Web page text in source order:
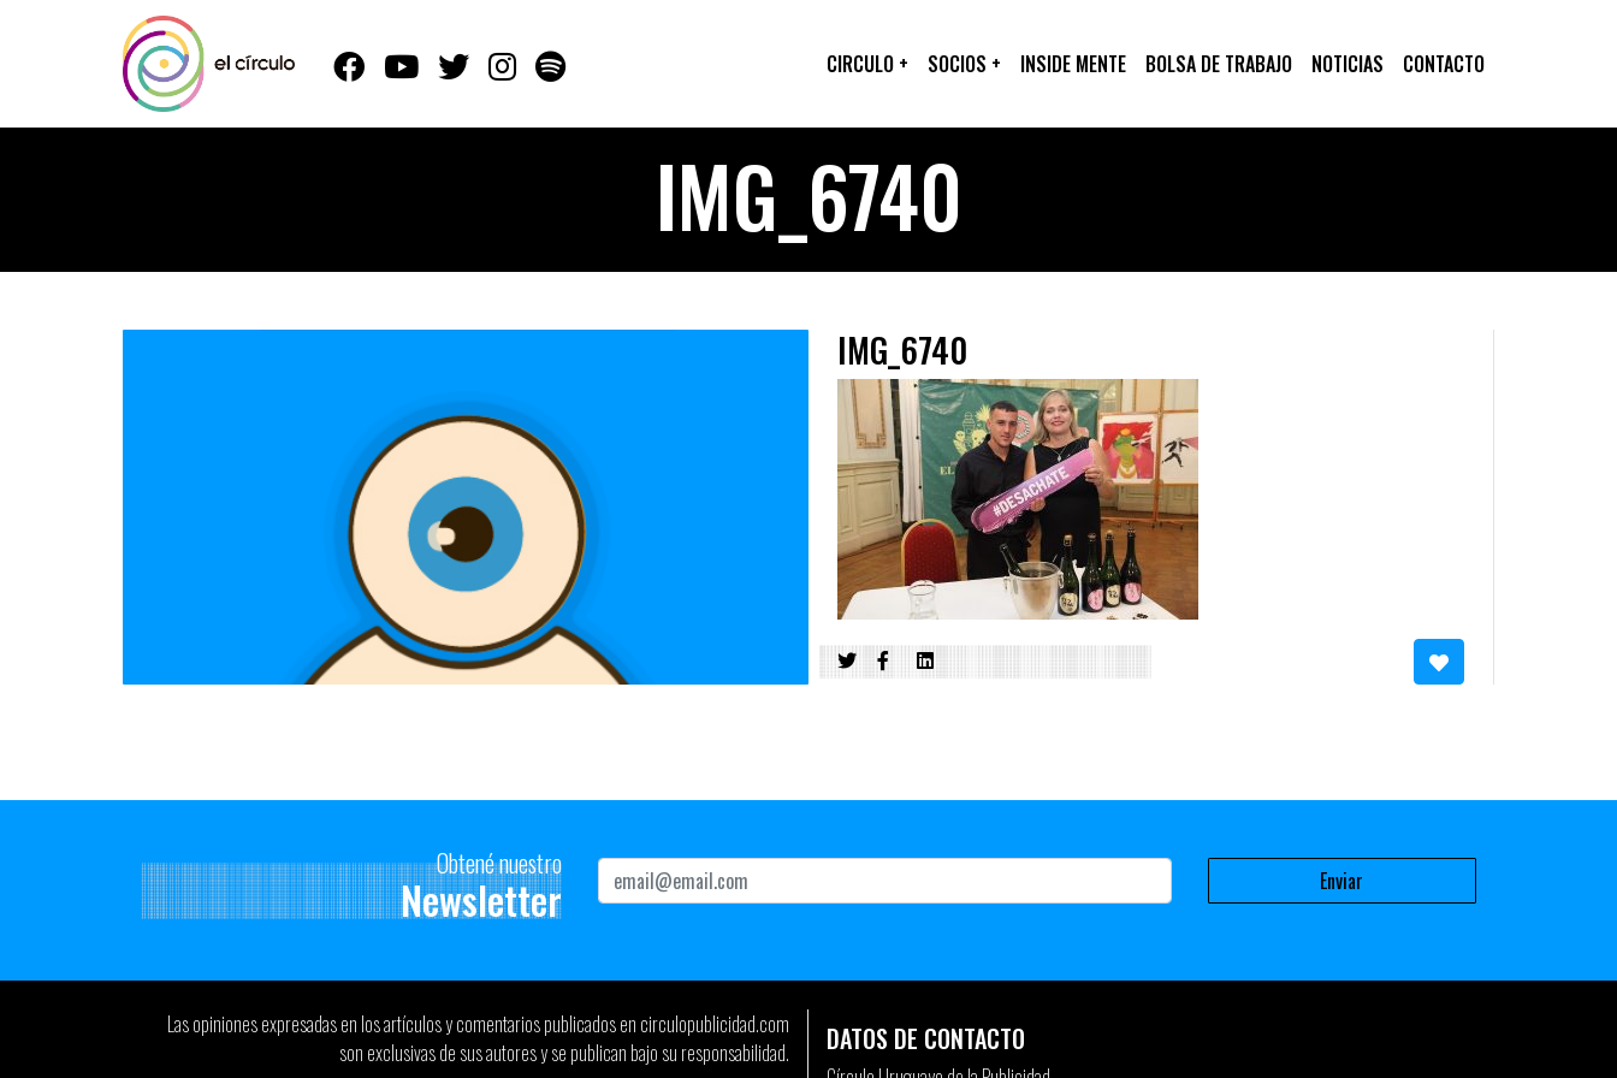
CIRCULO + SOCIOS + INSIDE MENTE BOLSA DE TRABAJO NOTICIAS CONTACTO
IMG_6740
IMG_6740
Obtené nuestro
Newsletter
Las opiniones expresadas en los artículos y comentarios publicados en circulopublicidad.com
son exclusivas de sus autores y se publican bajo su responsabilidad.
DATOS DE CONTACTO